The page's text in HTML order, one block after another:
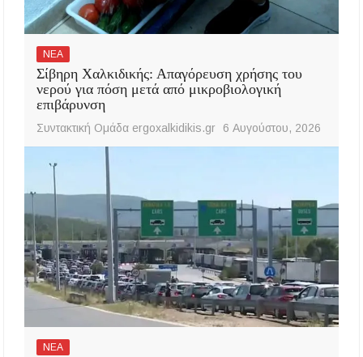
ΝΕΑ
Σίβηρη Χαλκιδικής: Απαγόρευση χρήσης του
νερού για πόση μετά από μικροβιολογική
επιβάρυνση
Συντακτική Ομάδα ergoxalkidikis.gr 6 Αυγούστου, 2026
ΝΕΑ